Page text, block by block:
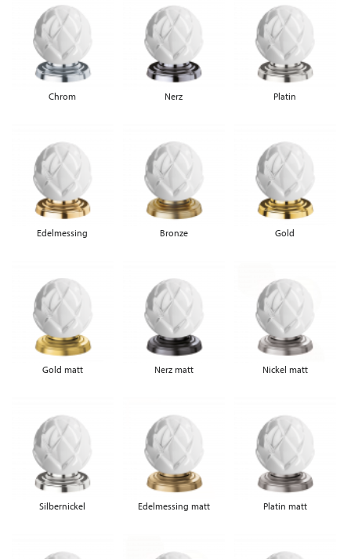
Chrom Nerz Platin
Edelmessing Bronze Gold
Gold matt Nerz matt Nickel matt
Silbernickel Edelmessing matt Platin matt